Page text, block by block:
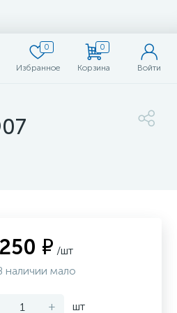
0
Избранное
0
Корзина Войти
₽ /шт
наличии мало
+ шт